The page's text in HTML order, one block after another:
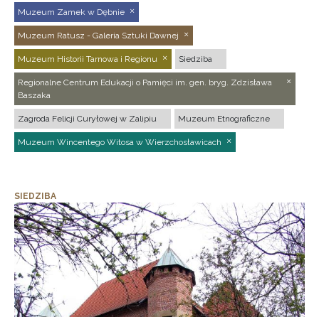
Muzeum Zamek w Dębnie
Muzeum Ratusz - Galeria Sztuki Dawnej
Muzeum Historii Tarnowa i Regionu Siedziba
Regionalne Centrum Edukacji o Pamięci im. gen. bryg. Zdzisława
Baszaka
Zagroda Felicji Curyłowej w Zalipiu Muzeum Etnograficzne
Muzeum Wincentego Witosa w Wierzchosławicach
SIEDZIBA